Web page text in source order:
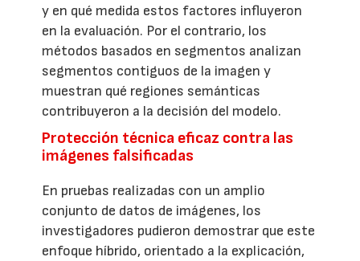
y en qué medida estos factores influyeron
en la evaluación. Por el contrario, los
métodos basados en segmentos analizan
segmentos contiguos de la imagen y
muestran qué regiones semánticas
contribuyeron a la decisión del modelo.
Protección técnica eficaz contra las
imágenes falsificadas
En pruebas realizadas con un amplio
conjunto de datos de imágenes, los
investigadores pudieron demostrar que este
enfoque híbrido, orientado a la explicación,